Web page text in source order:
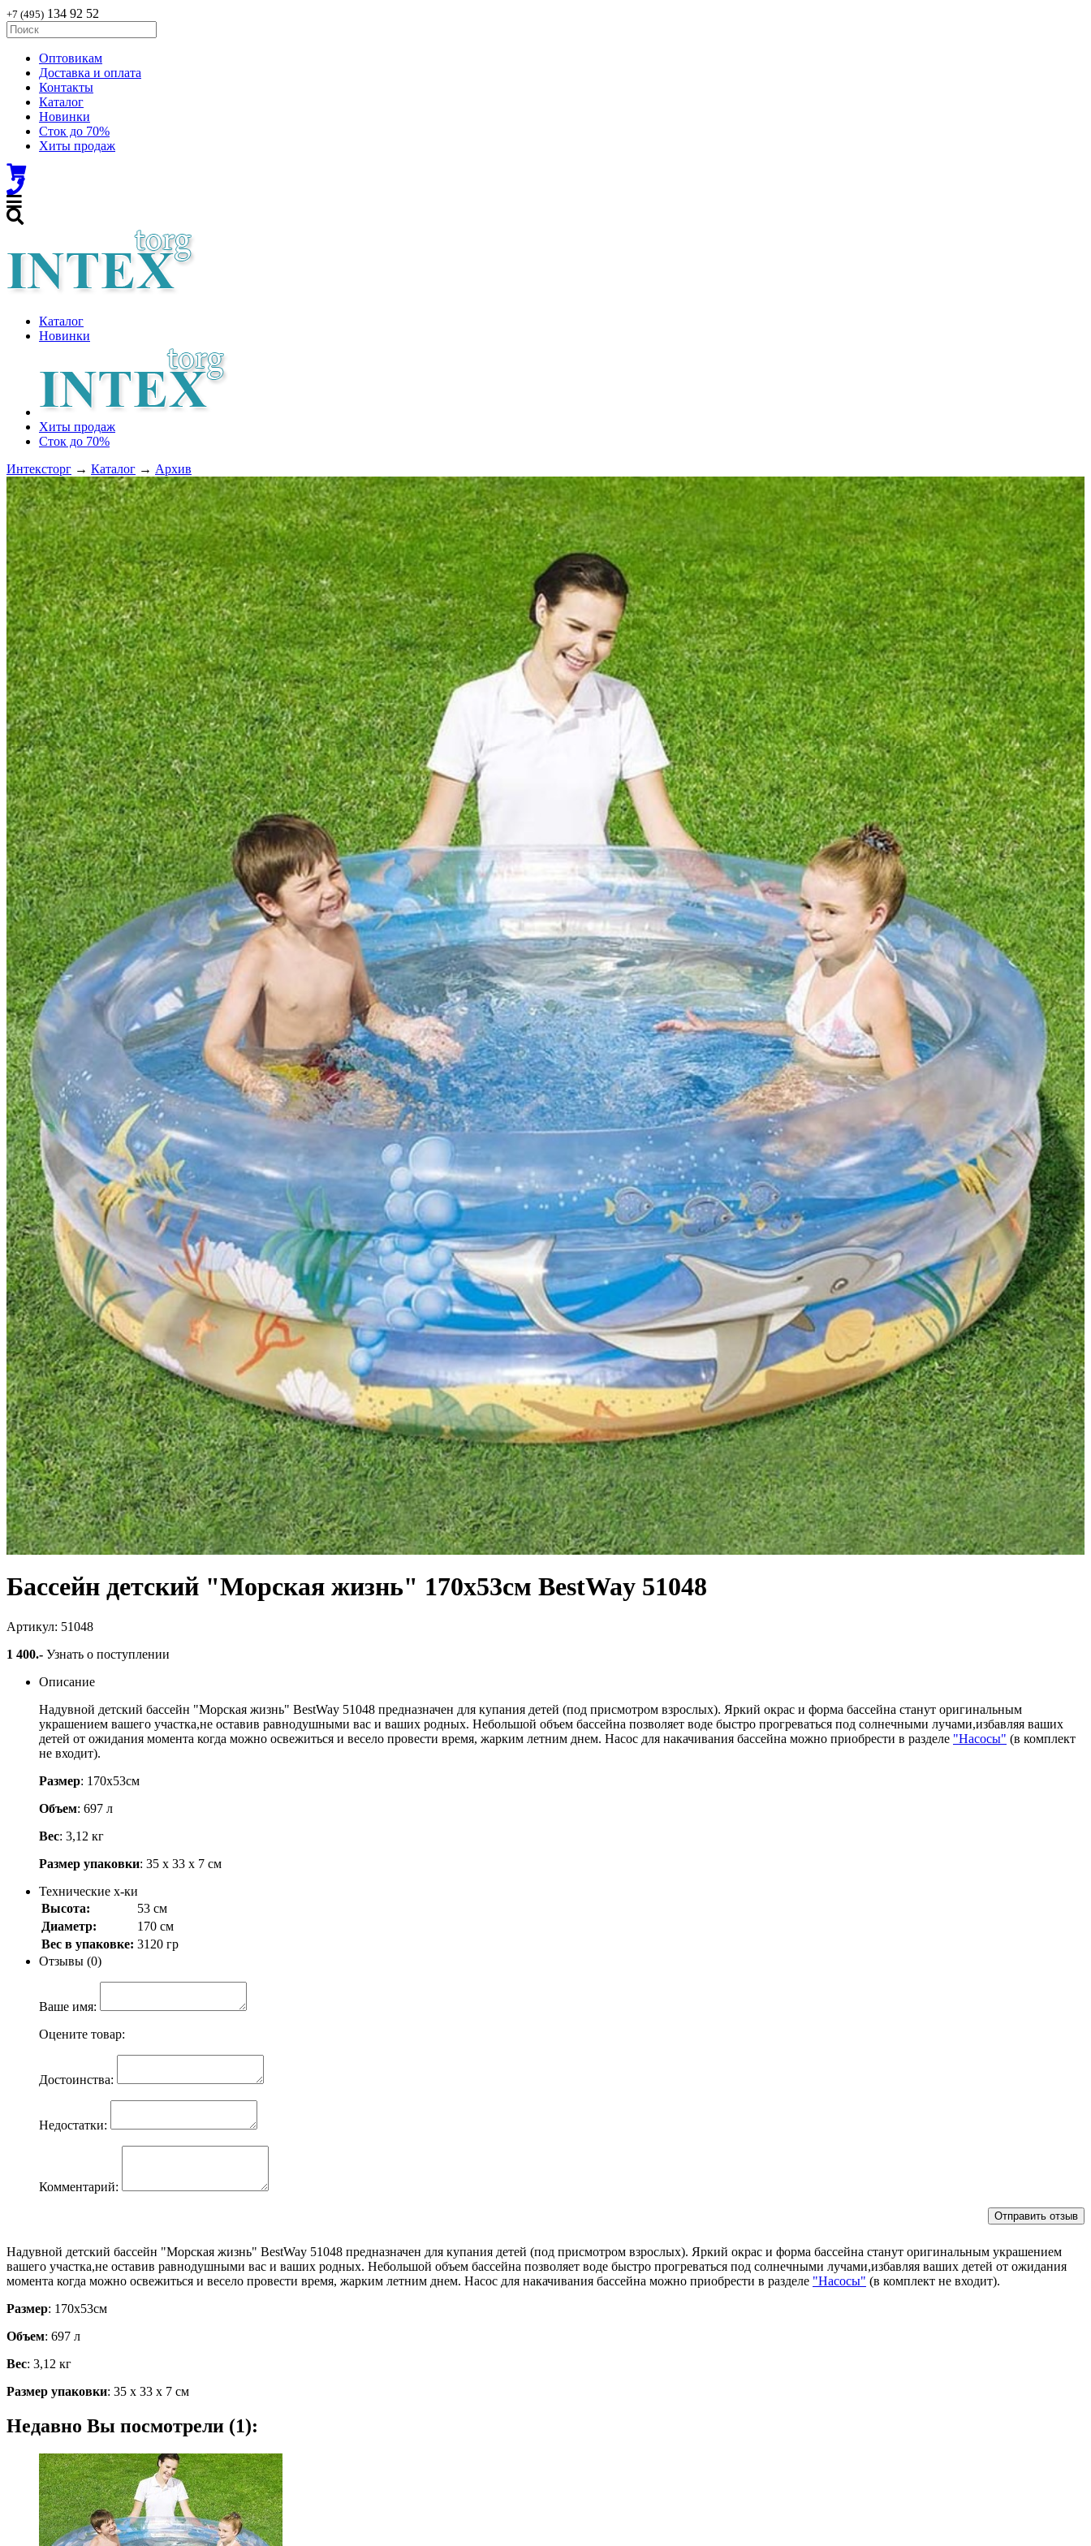
+7 (495) 134 92 52
Оптовикам
Доставка и оплата
Контакты
Каталог
Новинки
Сток до 70%
Хиты продаж
Каталог
Новинки
Хиты продаж
Сток до 70%
Интексторг → Каталог → Архив
Бассейн детский "Морская жизнь" 170х53см BestWay 51048
Артикул: 51048
1 400.- Узнать о поступлении
Описание
Надувной детский бассейн "Морская жизнь" BestWay 51048 предназначен для купания детей (под присмотром взрослых). Яркий окрас и форма бассейна станут оригинальным
украшением вашего участка,не оставив равнодушными вас и ваших родных. Небольшой объем бассейна позволяет воде быстро прогреваться под солнечными лучами,избавляя ваших
детей от ожидания момента когда можно освежиться и весело провести время, жарким летним днем. Насос для накачивания бассейна можно приобрести в разделе "Насосы" (в комплект
не входит).
Размер: 170х53см
Объем: 697 л
Вес: 3,12 кг
Размер упаковки: 35 х 33 х 7 см
Технические х-ки
Высота:
53 см
Диаметр:
170 см
Вес в упаковке: 3120 гр
Отзывы (0)
Ваше имя:
Оцените товар:
Достоинства:
Недостатки:
Комментарий:
Надувной детский бассейн "Морская жизнь" BestWay 51048 предназначен для купания детей (под присмотром взрослых). Яркий окрас и форма бассейна станут оригинальным украшением
вашего участка,не оставив равнодушными вас и ваших родных. Небольшой объем бассейна позволяет воде быстро прогреваться под солнечными лучами,избавляя ваших детей от ожидания
момента когда можно освежиться и весело провести время, жарким летним днем. Насос для накачивания бассейна можно приобрести в разделе "Насосы" (в комплект не входит).
Размер: 170х53см
Объем: 697 л
Вес: 3,12 кг
Размер упаковки: 35 х 33 х 7 см
Недавно Вы посмотрели (1):